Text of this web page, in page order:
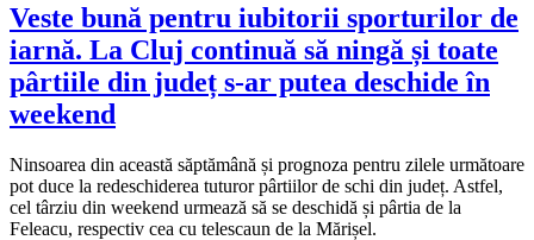
Veste bună pentru iubitorii sporturilor de
iarnă. La Cluj continuă să ningă și toate
pârtiile din județ s-ar putea deschide în
weekend
Ninsoarea din această săptămână și prognoza pentru zilele următoare
pot duce la redeschiderea tuturor pârtiilor de schi din județ. Astfel,
cel târziu din weekend urmează să se deschidă și pârtia de la
Feleacu, respectiv cea cu telescaun de la Mărișel.